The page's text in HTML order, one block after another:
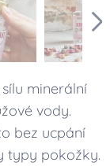
minerální
vody.
bez ucpání
typy pokožky.